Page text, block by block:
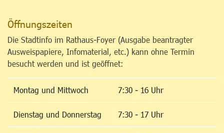
Öffnungszeiten
Die Stadtinfo im Rathaus-Foyer (Ausgabe beantragter
Ausweispapiere, Infomaterial, etc.) kann ohne Termin
besucht werden und ist geöffnet:
Montag und Mittwoch 7:30 - 16 Uhr
Dienstag und Donnerstag 7:30 - 17 Uhr